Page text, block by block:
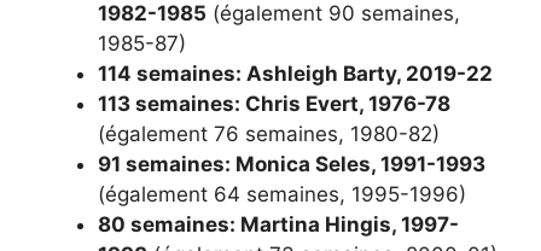
1982-1985 (également 90 semaines,
1985-87)
114 semaines: Ashleigh Barty, 2019-22
113 semaines: Chris Evert, 1976-78
(également 76 semaines, 1980-82)
91 semaines: Monica Seles, 1991-1993
(également 64 semaines, 1995-1996)
80 semaines: Martina Hingis, 1997-